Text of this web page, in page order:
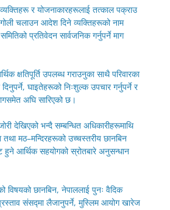
र योजनाकारहरूलाई तत्काल पक्राउ
गोली चलाउन आदेश दिने व्यक्तिहरूको नाम
प्रतिवेदन सार्वजनिक गर्नुपर्ने माग
क्षतिपूर्ति उपलब्ध गराउनुका साथै परिवारका
घाइतेहरूको निःशुल्क उपचार गर्नुपर्ने र
अघि सारिएको छ।
देखिएको भन्दै सम्बन्धित अधिकारीहरूमाथि
तथा मठ–मन्दिरहरूको उच्चस्तरीय छानबिन
हुने आर्थिक सहयोगको स्रोतबारे अनुसन्धान
विषयको छानबिन, नेपाललाई पुनः वैदिक
प्रस्ताव संसद्मा लैजानुपर्ने, मुस्लिम आयोग खारेज